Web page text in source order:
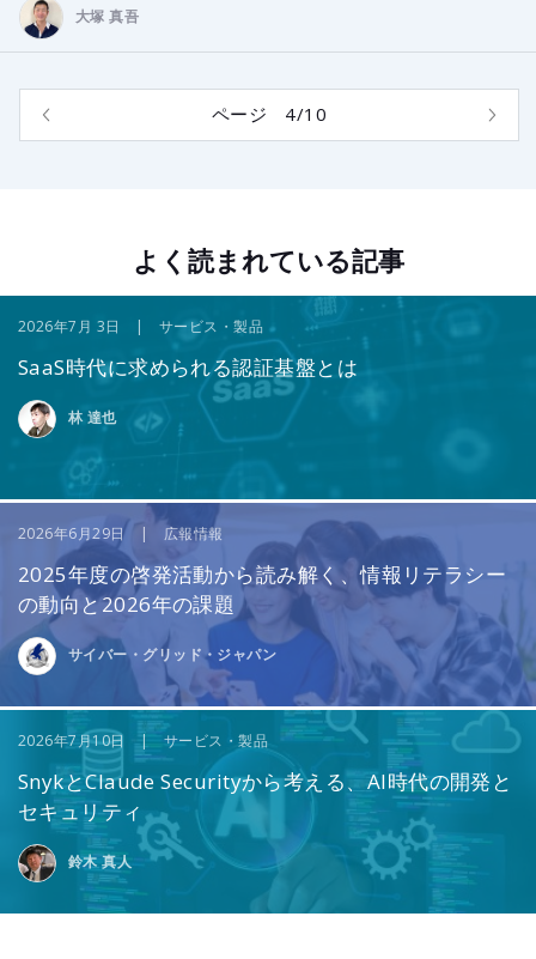
大塚 真吾
ページ 4/10
よく読まれている記事
2026年7月 3日 | サービス・製品
SaaS時代に求められる認証基盤とは
林 達也
2026年6月29日 | 広報情報
2025年度の啓発活動から読み解く、情報リテラシー
の動向と2026年の課題
サイバー・グリッド・ジャパン
2026年7月10日 | サービス・製品
SnykとClaude Securityから考える、AI時代の開発と
セキュリティ
鈴木 真人